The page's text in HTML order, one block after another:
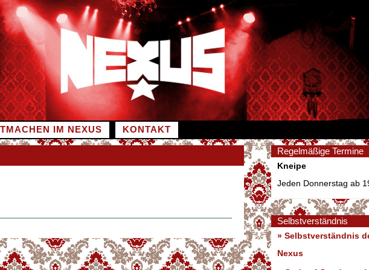
IM NEXUS KONTAKT
Regelmäßige Termine
Kneipe
Jeden Donnerstag ab
Selbstverständnis
» Selbstverständnis
Nexus